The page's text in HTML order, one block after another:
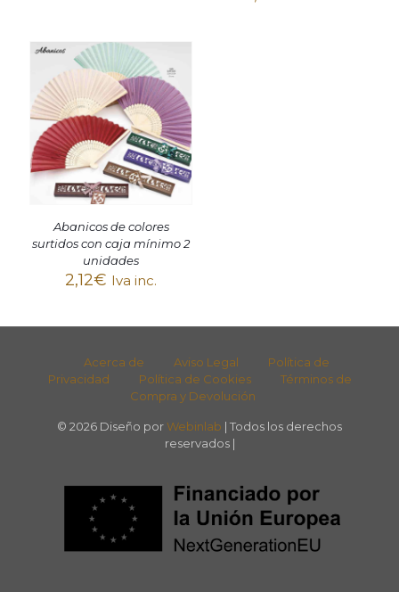
Abanicos de colores
surtidos con caja mínimo 2
unidades
2,12€ Iva inc.
Acerca de Aviso Legal
Política de
Privacidad
Política de Cookies
Términos de
Compra y Devolución
© 2026 Diseño por Webinlab | Todos los derechos
reservados |